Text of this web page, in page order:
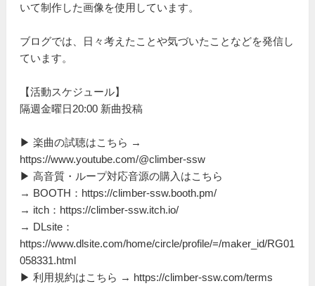
いて制作した画像を使用しています。
ブログでは、日々考えたことや気づいたことなどを発信し
ています。
【活動スケジュール】
隔週金曜日20:00 新曲投稿
▶ 楽曲の試聴はこちら →
https://www.youtube.com/@climber-ssw
▶ 高音質・ループ対応音源の購入はこちら
→ BOOTH：https://climber-ssw.booth.pm/
→ itch：https://climber-ssw.itch.io/
→ DLsite：
https://www.dlsite.com/home/circle/profile/=/maker_id/RG01
058331.html
▶ 利用規約はこちら → https://climber-ssw.com/terms